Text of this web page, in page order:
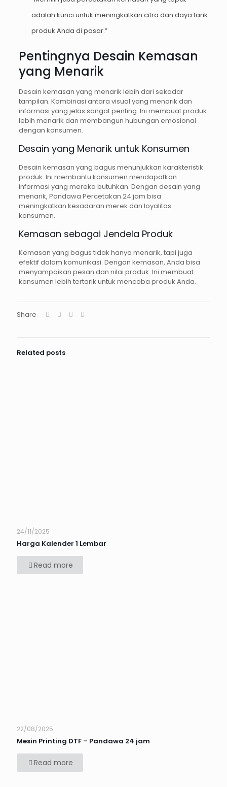
adalah kunci untuk meningkatkan citra dan daya tarik
produk Anda di pasar.”
Pentingnya Desain Kemasan
yang Menarik
Desain kemasan yang menarik lebih dari sekadar
tampilan. Kombinasi antara visual yang menarik dan
informasi yang jelas sangat penting. Ini membuat produk
lebih menarik dan membangun hubungan emosional
dengan konsumen.
Desain yang Menarik untuk Konsumen
Desain kemasan yang bagus menunjukkan karakteristik
produk. Ini membantu konsumen mendapatkan
informasi yang mereka butuhkan. Dengan desain yang
menarik, Pandawa Percetakan 24 jam bisa
meningkatkan kesadaran merek dan loyalitas
konsumen.
Kemasan sebagai Jendela Produk
Kemasan yang bagus tidak hanya menarik, tapi juga
efektif dalam komunikasi. Dengan kemasan, Anda bisa
menyampaikan pesan dan nilai produk. Ini membuat
konsumen lebih tertarik untuk mencoba produk Anda.
Share
Related posts
24/11/2025
Harga Kalender 1 Lembar
Read more
22/08/2025
Mesin Printing DTF – Pandawa 24 jam
Read more